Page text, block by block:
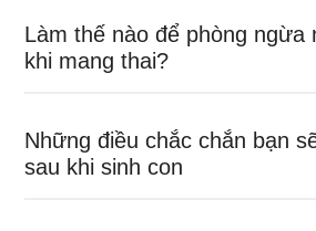
Làm thế nào để phòng ngừa
khi mang thai?
Những điều chắc chắn bạn
sau khi sinh con